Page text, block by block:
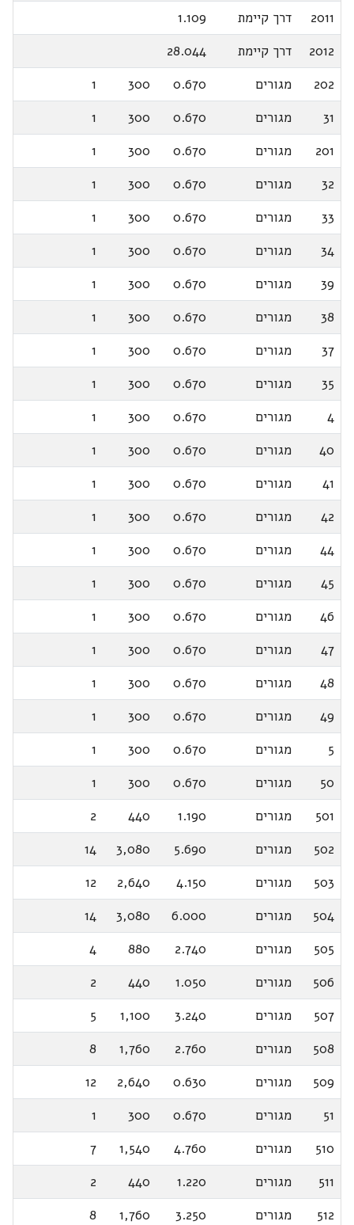
2011 דרך קיימת
1.109
2012
דרך קיימת
28.044
202
מגורים 0.670
300
1
31
מגורים 0.670
300
1
201
מגורים 0.670
300
1
32
מגורים 0.670
300
1
33
מגורים 0.670
300
1
34
מגורים 0.670
300
1
39
מגורים 0.670
300
1
38
מגורים 0.670
300
1
37
מגורים 0.670
300
1
35
מגורים 0.670
300
1
4
מגורים 0.670
300
1
40
מגורים 0.670
300
1
41
מגורים 0.670
300
1
42
מגורים 0.670
300
1
44
מגורים 0.670
300
1
45
מגורים 0.670
300
1
46
מגורים 0.670
300
1
47
מגורים 0.670
300
1
48
מגורים 0.670
300
1
49
מגורים 0.670
300
1
5
מגורים 0.670
300
1
50
מגורים 0.670
300
1
501
מגורים 1.190
440
2
502
מגורים 5.690
3,080
14
503
מגורים 4.150
2,640
12
504
מגורים 6.000
3,080
14
505
מגורים 2.740
880
4
506
מגורים 1.050
440
2
507
מגורים 3.240
1,100
5
508
מגורים 2.760
1,760
8
509
מגורים 0.630
2,640
12
51
מגורים 0.670
300
1
510
מגורים 4.760
1,540
7
511
מגורים 1.220
440
2
512
מגורים 3.250
1,760
8